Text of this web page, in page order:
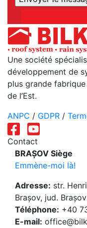
Une société
développement de
plus grande
de l’Est.
ANPC / GDPR /
Contact
BRAȘOV Siège
Emmène-moi là!
Adresse: str.
Brașov, jud. Brașov
Téléphone: +40
E-mail: